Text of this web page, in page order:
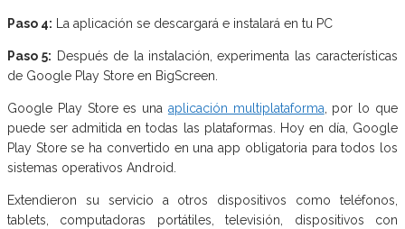
Paso 4: La aplicación se descargará e instalará en tu PC
Paso 5: Después de la instalación, experimenta las características
de Google Play Store en BigScreen.
Google Play Store es una aplicación multiplataforma , por lo que
puede ser admitida en todas las plataformas. Hoy en día, Google
Play Store se ha convertido en una app obligatoria para todos los
sistemas operativos Android.
Extendieron su servicio a otros dispositivos como teléfonos,
tablets, computadoras portátiles, televisión, dispositivos con